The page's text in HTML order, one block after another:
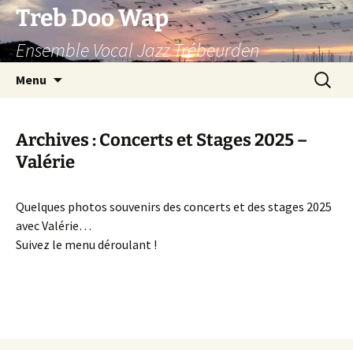
Aller
contenu
Treb Doo Wap
Ensemble Vocal Jazz Trébeurden
Menu
Archives : Concerts et Stages 2025 –
Valérie
Quelques photos souvenirs des concerts et des stages 2025
avec Valérie…
Suivez le menu déroulant !